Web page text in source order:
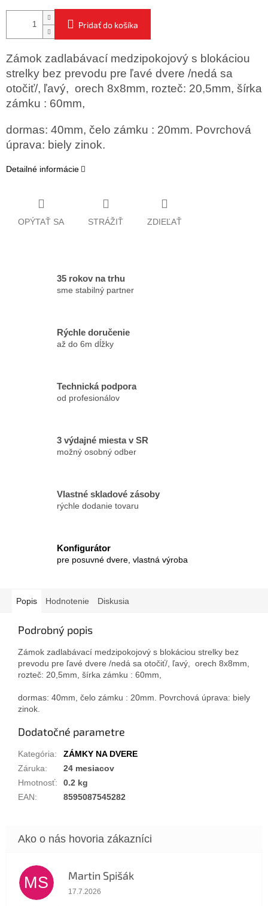
Pridať do košíka
Zámok zadlabávací medzipokojový s blokáciou
strelky bez prevodu pre ľavé dvere /nedá sa
otočiť/, ľavý, orech 8x8mm, rozteč: 20,5mm, šírka
zámku : 60mm,
dormas: 40mm, čelo zámku : 20mm. Povrchová
úprava: biely zinok.
Detailné informácie
OPÝTAŤ SA STRÁŽIŤ ZDIEĽAŤ
35 rokov na trhu
sme stabilný partner
Rýchle doručenie
až do 6m dĺžky
Technická podpora
od profesionálov
3 výdajné miesta v SR
možný osobný odber
Vlastné skladové zásoby
rýchle dodanie tovaru
Konfigurátor
pre posuvné dvere, vlastná výroba
Popis Hodnotenie Diskusia
Podrobný popis
Zámok zadlabávací medzipokojový s blokáciou strelky bez
prevodu pre ľavé dvere /nedá sa otočiť/, ľavý, orech 8x8mm,
rozteč: 20,5mm, šírka zámku : 60mm,
dormas: 40mm, čelo zámku : 20mm. Povrchová úprava: biely
zinok.
Dodatočné parametre
Kategória:
ZÁMKY NA DVERE
Záruka:
24 mesiacov
Hmotnosť:
0.2 kg
EAN: 8595087545282
MS Martin Spišák
Hodnotenie obchodu je 5 z 5 hviezdičiek.
17.7.2026